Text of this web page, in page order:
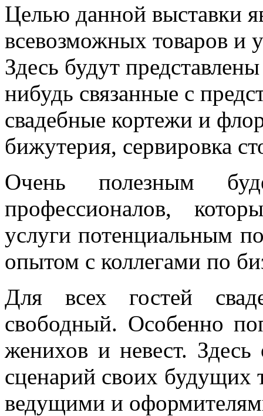
Целью данной выставки
всевозможных товаров и
Здесь будут
нибудь связанные с
свадебные кортежи и
бижутерия, сервировка
Очень полезным
профессионалов,
услуги потенциальным
опытом с коллегами по
Для всех гостей
свободный. Особенно
женихов и невест. Здесь
сценарий своих будущих
ведущими и